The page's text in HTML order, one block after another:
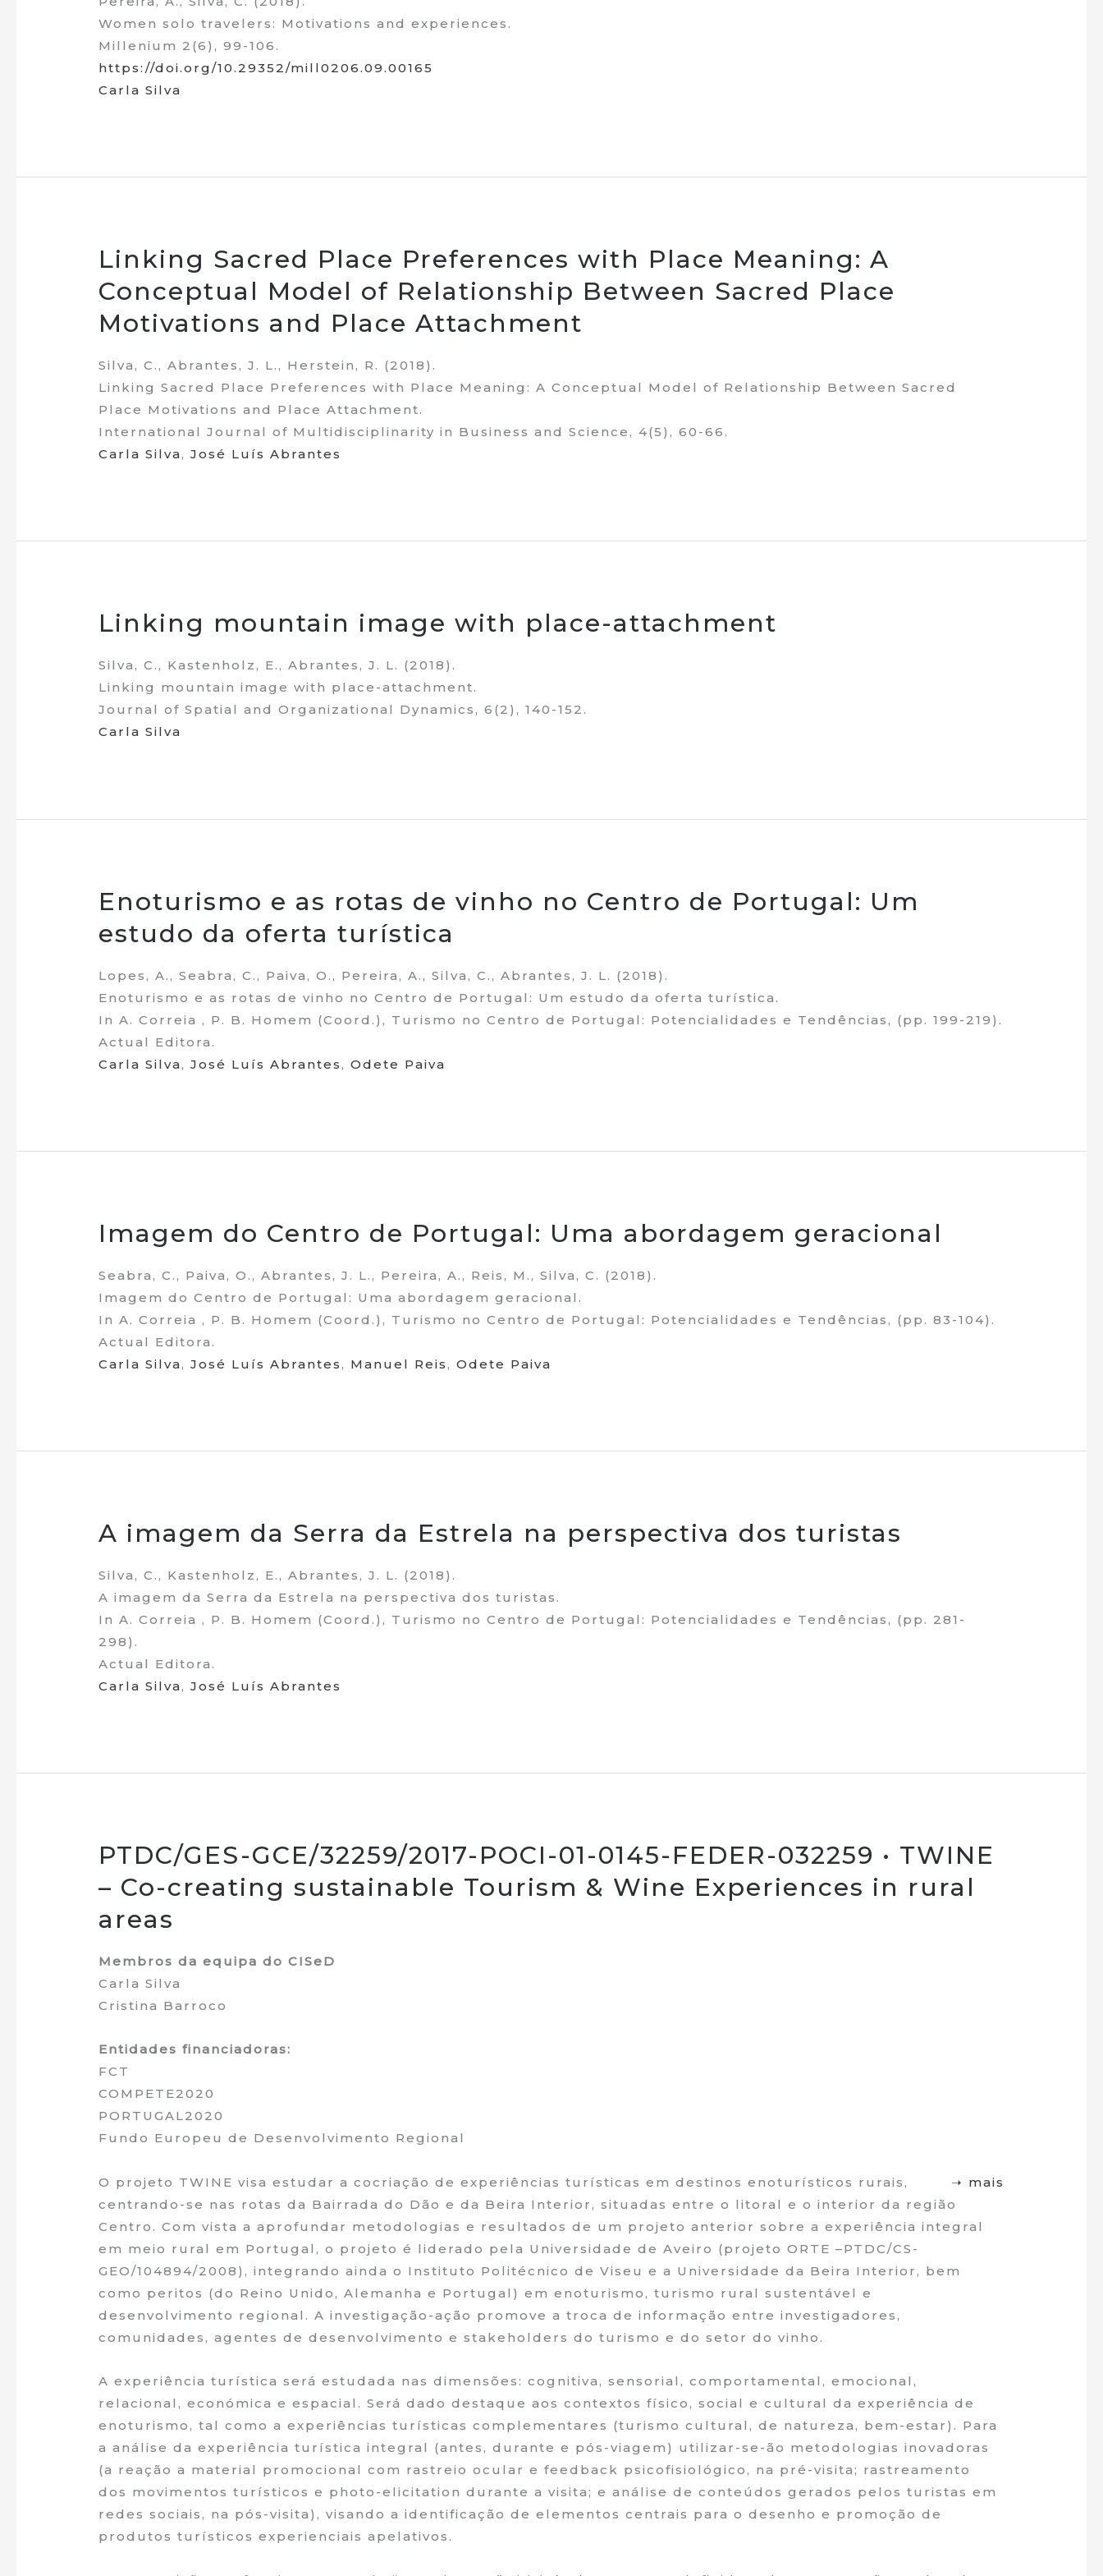
Women solo travelers: Motivations and experiences.
Millenium 2(6), 99-106.
https://doi.org/10.29352/mill0206.09.00165
Carla Silva
Linking Sacred Place Preferences with Place Meaning: A
Conceptual Model of Relationship Between Sacred Place
Motivations and Place Attachment
Silva, C., Abrantes, J. L., Herstein, R. (2018).
Linking Sacred Place Preferences with Place Meaning: A Conceptual Model of Relationship Between Sacred
Place Motivations and Place Attachment.
International Journal of Multidisciplinarity in Business and Science, 4(5), 60-66.
Carla Silva,José Luís Abrantes
Linking mountain image with place-attachment
Silva, C., Kastenholz, E., Abrantes, J. L. (2018).
Linking mountain image with place-attachment.
Journal of Spatial and Organizational Dynamics, 6(2), 140-152.
Carla Silva
Enoturismo e as rotas de vinho no Centro de Portugal: Um
estudo da oferta turística
Lopes, A., Seabra, C., Paiva, O., Pereira, A., Silva, C., Abrantes, J. L. (2018).
Enoturismo e as rotas de vinho no Centro de Portugal: Um estudo da oferta turística.
In A. Correia , P. B. Homem (Coord.), Turismo no Centro de Portugal: Potencialidades e Tendências, (pp. 199-219).
Actual Editora.
Carla Silva,José Luís Abrantes ,Odete Paiva
Imagem do Centro de Portugal: Uma abordagem geracional
Seabra, C., Paiva, O., Abrantes, J. L., Pereira, A., Reis, M., Silva, C. (2018).
Imagem do Centro de Portugal: Uma abordagem geracional.
In A. Correia , P. B. Homem (Coord.), Turismo no Centro de Portugal: Potencialidades e Tendências, (pp. 83-104).
Actual Editora.
Carla Silva,José Luís Abrantes , Manuel Reis ,Odete Paiva
A imagem da Serra da Estrela na perspectiva dos turistas
Silva, C., Kastenholz, E., Abrantes, J. L. (2018).
A imagem da Serra da Estrela na perspectiva dos turistas.
In A. Correia , P. B. Homem (Coord.), Turismo no Centro de Portugal: Potencialidades e Tendências, (pp. 281-
298).
Actual Editora.
Carla Silva,José Luís Abrantes
PTDC/GES-GCE/32259/2017-POCI-01-0145-FEDER-032259 • TWINE
– Co-creating sustainable Tourism & Wine Experiences in rural
areas
Membros da equipa do CISeD
Carla Silva
Cristina Barroco
Entidades financiadoras:
FCT
COMPETE2020
PORTUGAL2020
Fundo Europeu de Desenvolvimento Regional
➝ mais
O projeto TWINE visa estudar a cocriação de experiências turísticas em destinos enoturísticos rurais,
centrando-se nas rotas da Bairrada do Dão e da Beira Interior, situadas entre o litoral e o interior da região
Centro. Com vista a aprofundar metodologias e resultados de um projeto anterior sobre a experiência integral
em meio rural em Portugal, o projeto é liderado pela Universidade de Aveiro (projeto ORTE –PTDC/CS-
GEO/104894/2008), integrando ainda o Instituto Politécnico de Viseu e a Universidade da Beira Interior, bem
como peritos (do Reino Unido, Alemanha e Portugal) em enoturismo, turismo rural sustentável e
desenvolvimento regional. A investigação-ação promove a troca de informação entre investigadores,
comunidades, agentes de desenvolvimento e stakeholders do turismo e do setor do vinho.
A experiência turística será estudada nas dimensões: cognitiva, sensorial, comportamental, emocional,
relacional, económica e espacial. Será dado destaque aos contextos físico, social e cultural da experiência de
enoturismo, tal como a experiências turísticas complementares (turismo cultural, de natureza, bem-estar). Para
a análise da experiência turística integral (antes, durante e pós-viagem) utilizar-se-ão metodologias inovadoras
(a reação a material promocional com rastreio ocular e feedback psicofisiológico, na pré-visita; rastreamento
dos movimentos turísticos e photo-elicitation durante a visita; e análise de conteúdos gerados pelos turistas em
redes sociais, na pós-visita), visando a identificação de elementos centrais para o desenho e promoção de
produtos turísticos experienciais apelativos.